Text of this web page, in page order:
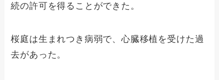
続の許可を得ることができた。
桜庭は生まれつき病弱で、心臓移植を受けた過
去があった。